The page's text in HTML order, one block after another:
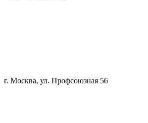
г. Москва, ул. Профсоюзная 56